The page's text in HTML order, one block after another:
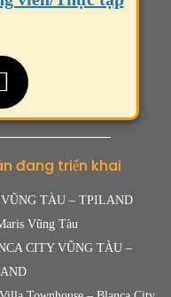
đang triển khai
VŨNG TÀU – TPILAND
Vũng Tàu
CITY VŨNG TÀU –